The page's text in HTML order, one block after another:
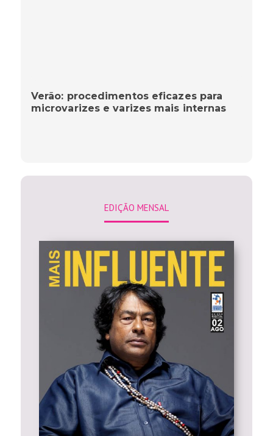
Verão: procedimentos eficazes para
microvarizes e varizes mais internas
EDIÇÃO MENSAL